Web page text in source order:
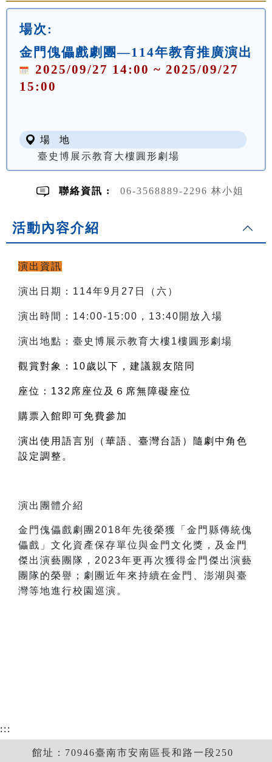
場次:
金門傀儡戲劇團—114年教育推廣演出
2025/09/27 14:00 ~ 2025/09/27
15:00
場 地
臺史博展示教育大樓圓形劇場
聯絡資訊 : 06-3568889-2296 林小姐
活動內容介紹
演出資訊
演出日期：114年9月27日（六）
演出時間：14:00-15:00，13:40開放入場
演出地點：臺史博展示教育大樓1樓圓形劇場
觀賞對象：10歲以下，建議親友陪同
座位：132席座位及６席無障礙座位
購票入館即可免費參加
演出使用語言別（華語、臺灣台語）隨劇中角色
設定調整。
演出團體介紹
金門傀儡戲劇團2018年先後榮獲「金門縣傳統傀
儡戲」文化資產保存單位與金門文化獎，及金門
傑出演藝團隊，2023年更再次獲得金門傑出演藝
團隊的榮譽；劇團近年來持續在金門、澎湖與臺
灣等地進行校園巡演。
:::
館址：70946臺南市安南區長和路一段250